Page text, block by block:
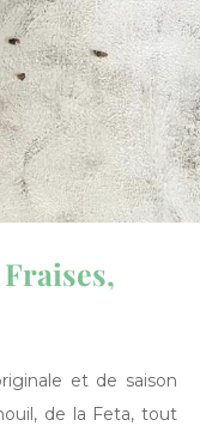
et de saison
de la Feta, tout